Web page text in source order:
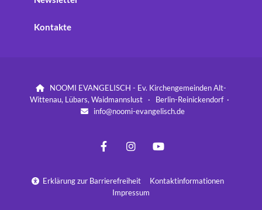
Kontakte

NOOMI EVANGELISCH - Ev. Kirchengemeinden Alt-
Wittenau, Lübars, Waidmannslust · Berlin-Reinickendorf ·
 info@noomi-evangelisch.de
 Erklärung zur Barrierefreiheit
Kontaktinformationen
Impressum